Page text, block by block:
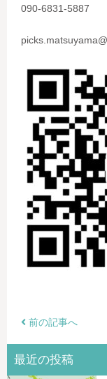
090-6831-5887
前の記事へ
最近の投稿